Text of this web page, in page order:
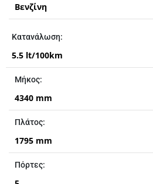
Βενζίνη
Kατανάλωση:
5.5 lt/100km
Μήκος:
4340 mm
Πλάτος:
1795 mm
Πόρτες: